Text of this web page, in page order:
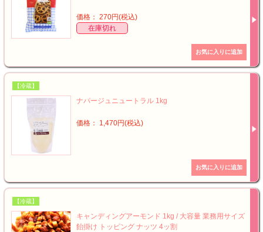
価格： 270円(税込)
在庫切れ
【冷蔵】
ナパージュニュートラル 1kg
価格： 1,470円(税込)
【冷蔵】
キャンディングアーモンド 1kg / 大容量 業務用サイズ
飴掛け トッピング ナッツ 4ッ割